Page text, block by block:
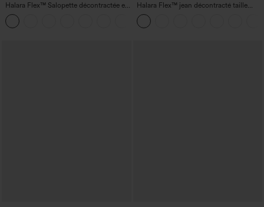
Halara Flex™ Salopette décontractée en
denim lavé à encolure en V avec poche
Halara Flex™ jean décontracté taille
haute, large, avec poches, ourlet
retroussé et effet délavé